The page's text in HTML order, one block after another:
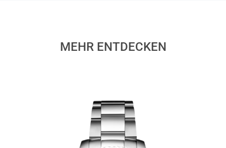
MEHR ENTDECKEN